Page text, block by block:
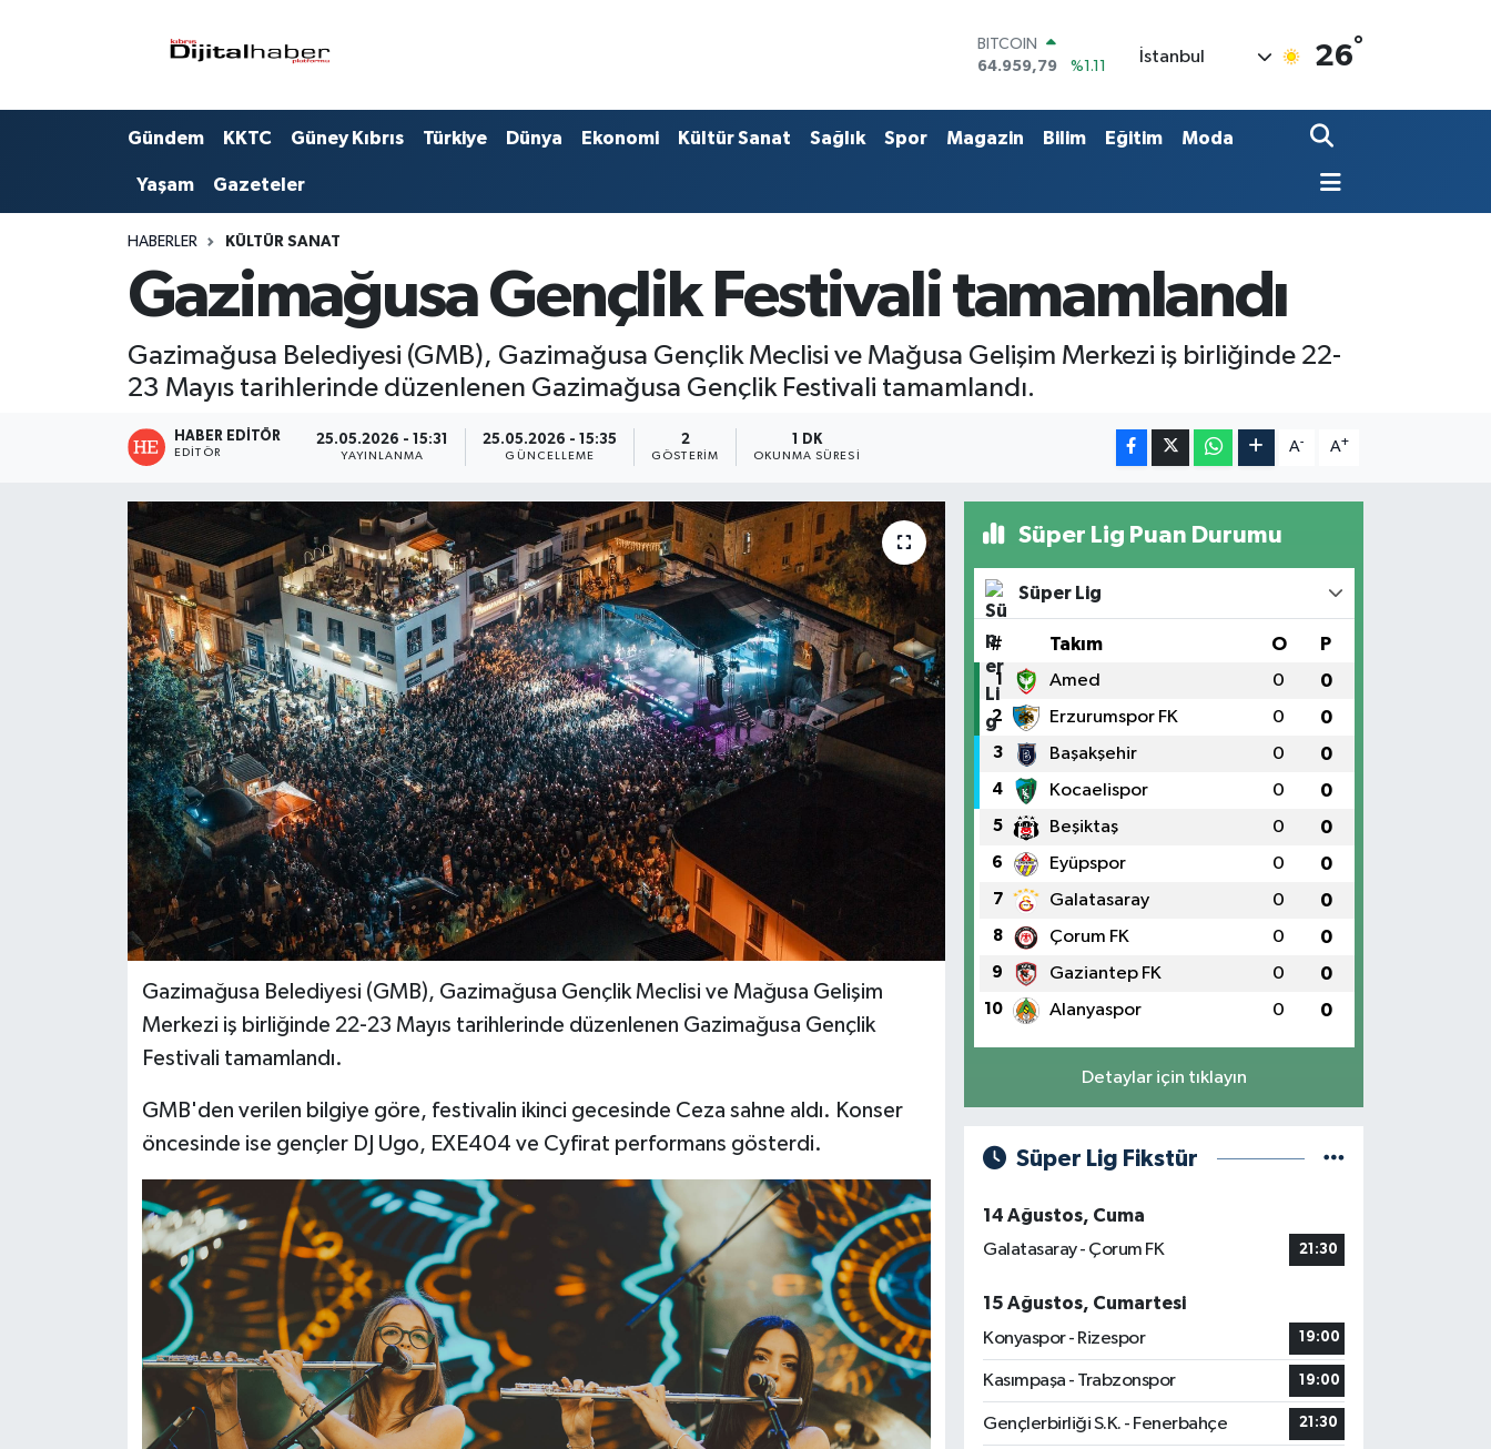
DOLAR
47,7436
%0.18
55,2510
%0.32
STERLİN
64.959,79
%1.11
İstanbul 26°
Gündem KKTC Güney Kıbrıs Türkiye Dünya Ekonomi Kültür Sanat Sağlık Spor Magazin Bilim Eğitim Moda
Yaşam Gazeteler
HABERLER KÜLTÜR SANAT
Gazimağusa Gençlik Festivali tamamlandı
Gazimağusa Belediyesi (GMB), Gazimağusa Gençlik Meclisi ve Mağusa Gelişim Merkezi iş birliğinde 22-
23 Mayıs tarihlerinde düzenlenen Gazimağusa Gençlik Festivali tamamlandı.
HABER EDITÖR
EDITÖR
25.05.2026 - 15:31
YAYINLANMA
25.05.2026 - 15:35
GÜNCELLEME
2
GÖSTERIM
1 DK
OKUNMA SÜRESI
A- A+
Gazimağusa Belediyesi (GMB), Gazimağusa Gençlik Meclisi ve Mağusa Gelişim
Merkezi iş birliğinde 22-23 Mayıs tarihlerinde düzenlenen Gazimağusa Gençlik
Festivali tamamlandı.
GMB'den verilen bilgiye göre, festivalin ikinci gecesinde Ceza sahne aldı. Konser
öncesinde ise gençler DJ Ugo, EXE404 ve Cyfirat performans gösterdi.
Süper Lig Puan Durumu
Süper Lig
# Takım O P
1 Amed 0 0
2 Erzurumspor FK 0 0
3 Başakşehir 0 0
4 Kocaelispor 0 0
5 Beşiktaş 0 0
6 Eyüpspor 0 0
7 Galatasaray 0 0
8 Çorum FK 0 0
9 Gaziantep FK 0 0
10 Alanyaspor 0 0
Detaylar için tıklayın
Süper Lig Fikstür
14 Ağustos, Cuma
Galatasaray - Çorum FK
21:30
15 Ağustos, Cumartesi
Konyaspor - Rizespor
19:00
Kasımpaşa - Trabzonspor 19:00
Gençlerbirliği S.K. - Fenerbahçe 21:30
Trafik Durumu
Süper Lig Puan Durumu ve Fikstür
Son Dakika Haberleri
Haber Arşivi